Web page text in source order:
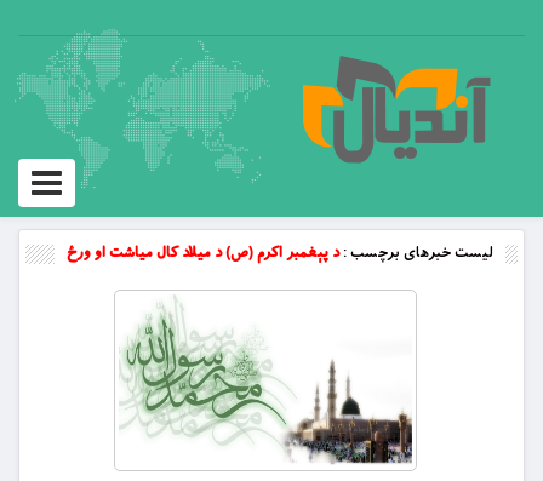
Toggle
لیست خبرهای برچسب :د پېغمبر اکرم (ص) د ميلاد كال مياشت او ورځ